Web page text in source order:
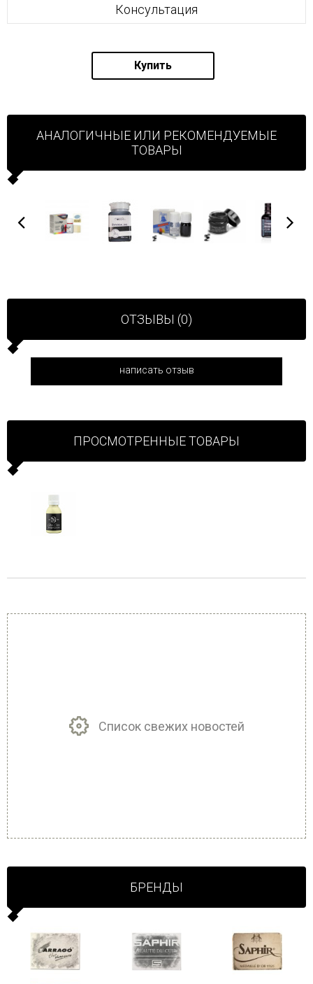
Консультация
Купить
АНАЛОГИЧНЫЕ ИЛИ РЕКОМЕНДУЕМЫЕ
ТОВАРЫ
ОТЗЫВЫ (0)
написать отзыв
ПРОСМОТРЕННЫЕ ТОВАРЫ
Список свежих новостей
БРЕНДЫ